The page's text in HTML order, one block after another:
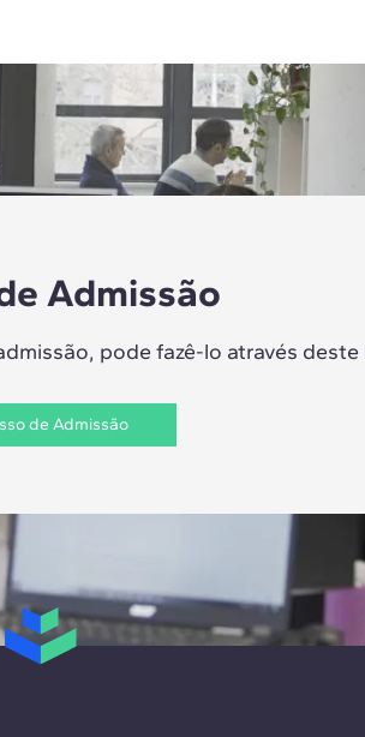
Admissão
pode fazê-lo através deste
de Admissão